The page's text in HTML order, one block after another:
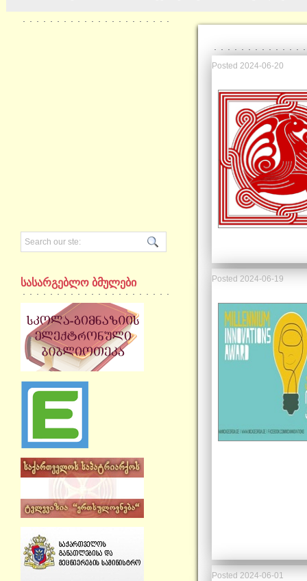
Posted 2024-06-20
Posted 2024-06-19
Posted 2024-06-01
სასარგებლო ბმულები